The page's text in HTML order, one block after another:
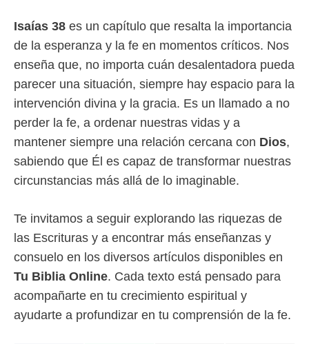
Isaías 38 es un capítulo que resalta la importancia
de la esperanza y la fe en momentos críticos. Nos
enseña que, no importa cuán desalentadora pueda
parecer una situación, siempre hay espacio para la
intervención divina y la gracia. Es un llamado a no
perder la fe, a ordenar nuestras vidas y a
mantener siempre una relación cercana con Dios,
sabiendo que Él es capaz de transformar nuestras
circunstancias más allá de lo imaginable.
Te invitamos a seguir explorando las riquezas de
las Escrituras y a encontrar más enseñanzas y
consuelo en los diversos artículos disponibles en
Tu Biblia Online. Cada texto está pensado para
acompañarte en tu crecimiento espiritual y
ayudarte a profundizar en tu comprensión de la fe.